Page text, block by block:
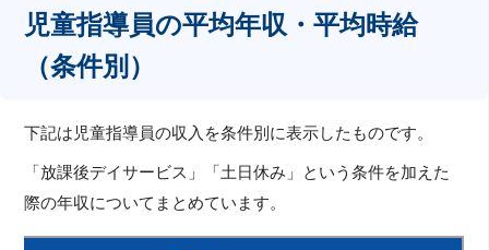
児童指導員の平均年収・平均時給
（条件別）
下記は児童指導員の収入を条件別に表示したものです。
「放課後デイサービス」「土日休み」という条件を加えた
際の年収についてまとめています。